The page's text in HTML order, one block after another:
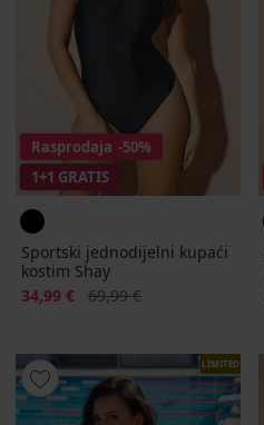
Rasprodaja -50%
1+1 GRATIS
Sportski jednodijelni kupaći
kostim Shay
Popust
34,99 € Prvobitna cijena
69,99 €
LIMITED